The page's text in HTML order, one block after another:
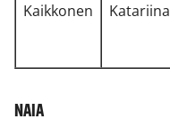
Kaikkonen Katariina
NAIA